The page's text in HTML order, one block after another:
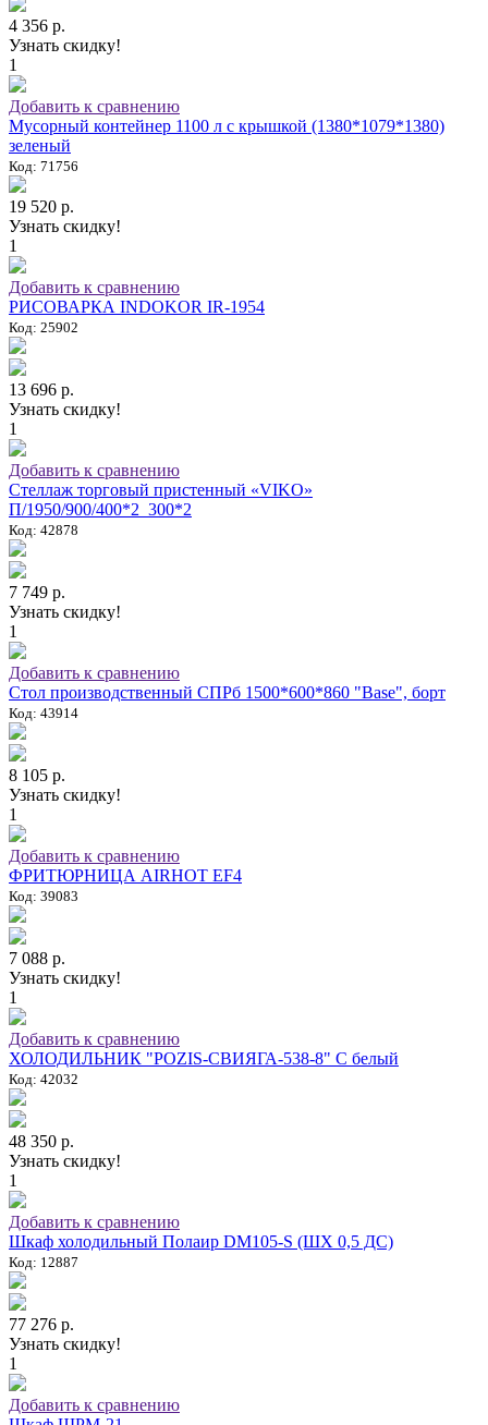
4 356 р.
Узнать скидку!
1
Добавить к сравнению
Мусорный контейнер 1100 л с крышкой (1380*1079*1380)
зеленый
Код: 71756
19 520 р.
Узнать скидку!
1
Добавить к сравнению
РИСОВАРКА INDOKOR IR-1954
Код: 25902
13 696 р.
Узнать скидку!
1
Добавить к сравнению
Стеллаж торговый пристенный «VIKO»
П/1950/900/400*2_300*2
Код: 42878
7 749 р.
Узнать скидку!
1
Добавить к сравнению
Стол производственный СПРб 1500*600*860 "Base", борт
Код: 43914
8 105 р.
Узнать скидку!
1
Добавить к сравнению
ФРИТЮРНИЦА AIRHOT EF4
Код: 39083
7 088 р.
Узнать скидку!
1
Добавить к сравнению
ХОЛОДИЛЬНИК "POZIS-СВИЯГА-538-8" C белый
Код: 42032
48 350 р.
Узнать скидку!
1
Добавить к сравнению
Шкаф холодильный Полаир DM105-S (ШХ 0,5 ДС)
Код: 12887
77 276 р.
Узнать скидку!
1
Добавить к сравнению